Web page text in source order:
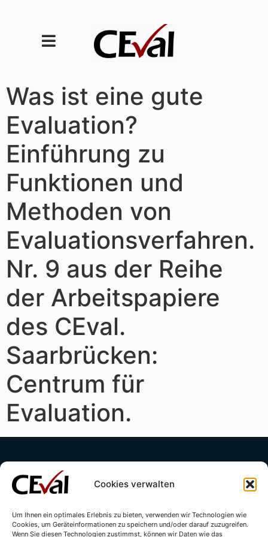
Cookies verwalten
Um Ihnen ein optimales Erlebnis zu bieten, verwenden wir Technologien wie
Cookies, um Geräteinformationen zu speichern und/oder darauf zuzugreifen.
Wenn Sie diesen Technologien zustimmst, können wir Daten wie das
Was ist eine gute
Evaluation?
Einführung zu
Funktionen und
Methoden von
Evaluationsverfahren.
Nr. 9 aus der Reihe
der Arbeitspapiere
des CEval.
Saarbrücken:
Centrum für
Evaluation.
Kontakt Impressum Datenschutzerklärung